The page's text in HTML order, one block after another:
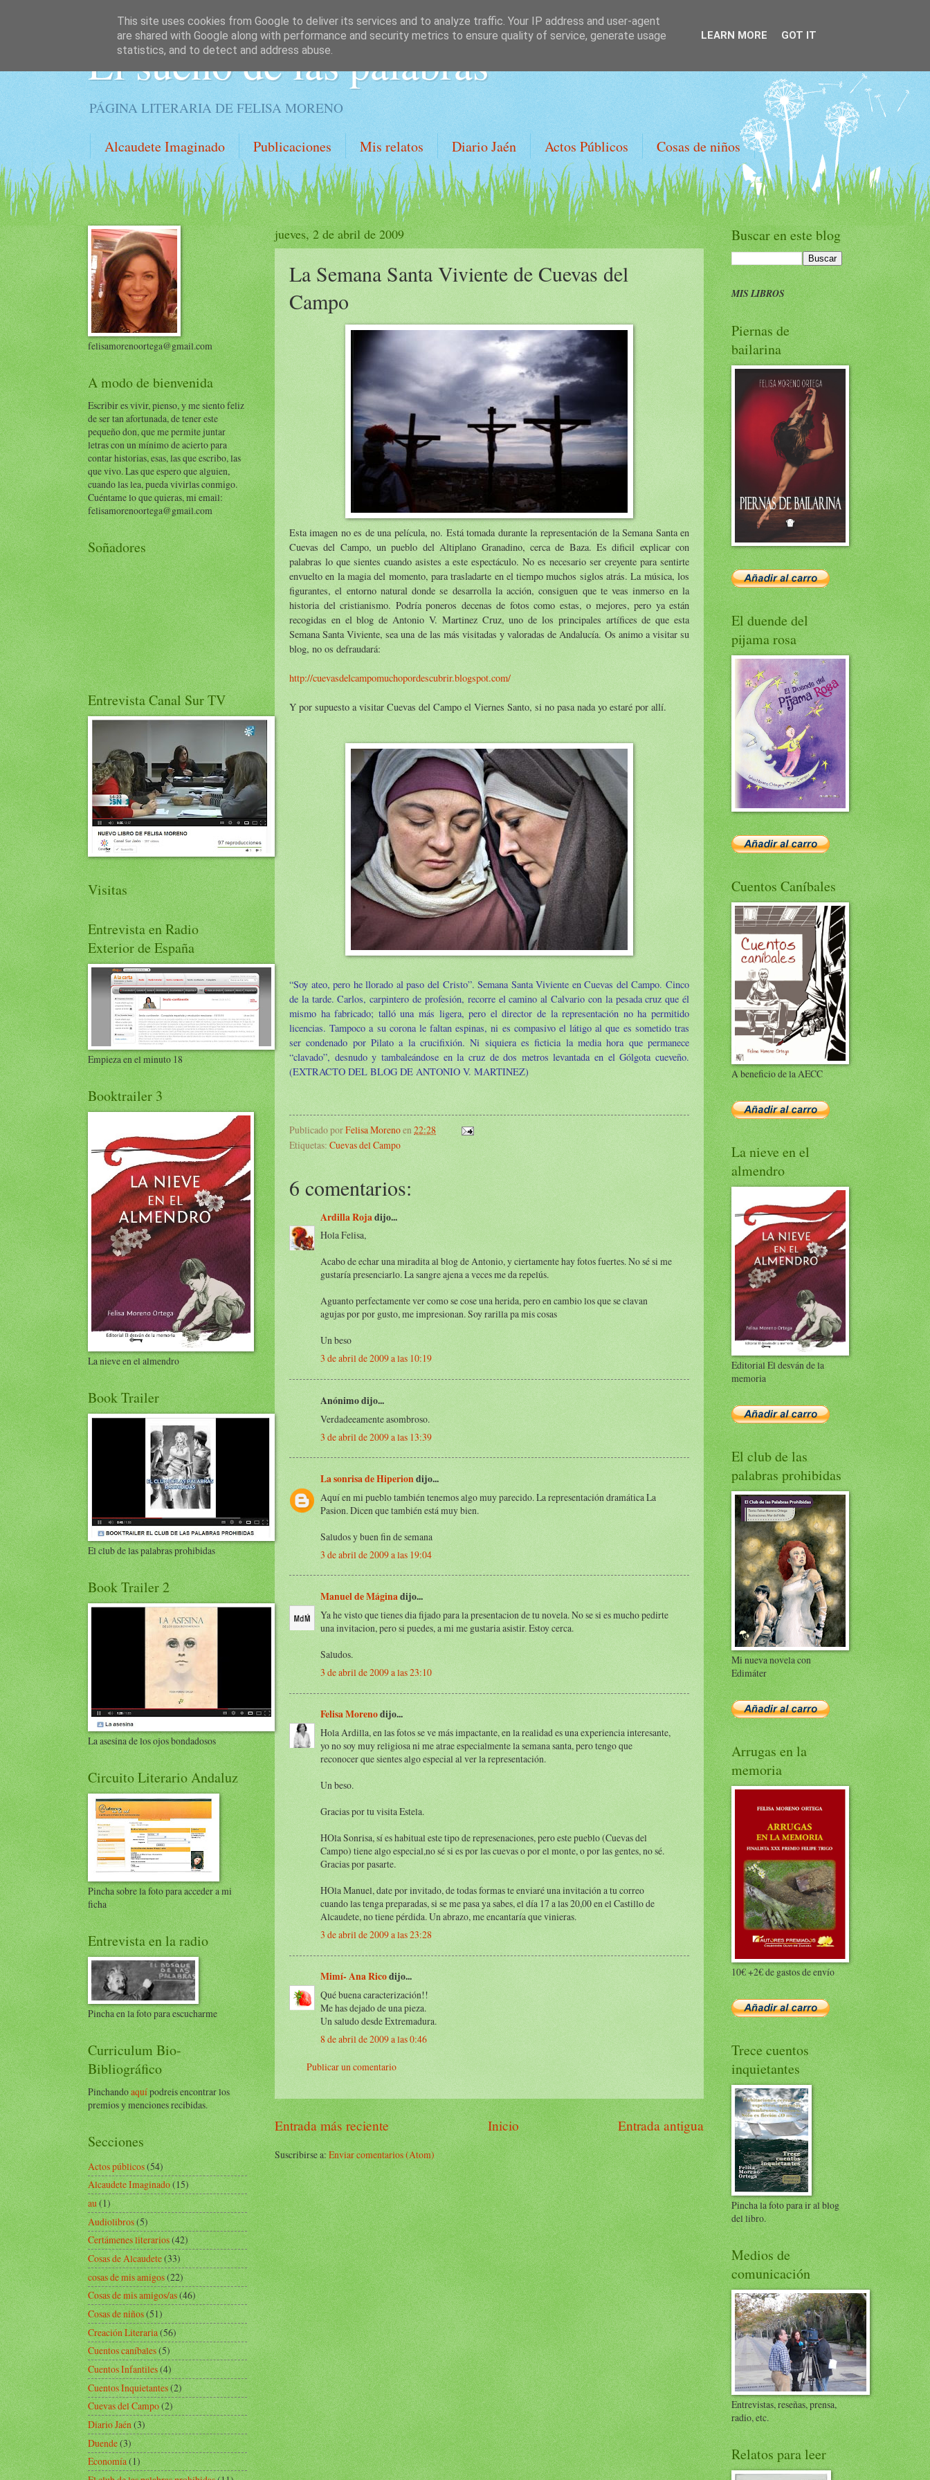
El sueño de las palabras
PÁGINA LITERARIA DE FELISA MORENO
Alcaudete Imaginado Publicaciones Mis relatos Diario Jaén Actos Públicos Cosas de niños
jueves, 2 de abril de 2009
La Semana Santa Viviente de Cuevas del
Campo
Esta imagen no es de una película, no. Está tomada durante la representación de la Semana Santa en
Cuevas del Campo, un pueblo del Altiplano Granadino, cerca de Baza. Es dificil explicar con
palabras lo que sientes cuando asistes a este espectáculo. No es necesario ser creyente para sentirte
envuelto en la magia del momento, para trasladarte en el tiempo muchos siglos atrás. La música, los
figurantes, el entorno natural donde se desarrolla la acción, consiguen que te veas inmerso en la
historia del cristianismo. Podría poneros decenas de fotos como estas, o mejores, pero ya están
recogidas en el blog de Antonio V. Martinez Cruz, uno de los principales artífices de que esta
Semana Santa Viviente, sea una de las más visitadas y valoradas de Andalucía. Os animo a visitar su
blog, no os defraudará:
http://cuevasdelcampomuchopordescubrir.blogspot.com/
Y por supuesto a visitar Cuevas del Campo el Viernes Santo, si no pasa nada yo estaré por allí.
“Soy ateo, pero he llorado al paso del Cristo”. Semana Santa Viviente en Cuevas del Campo. Cinco
de la tarde. Carlos, carpintero de profesión, recorre el camino al Calvario con la pesada cruz que él
mismo ha fabricado; talló una más ligera, pero el director de la representación no ha permitido
licencias. Tampoco a su corona le faltan espinas, ni es compasivo el látigo al que es sometido tras
ser condenado por Pilato a la crucifixión. Ni siquiera es ficticia la media hora que permanece
“clavado”, desnudo y tambaleándose en la cruz de dos metros levantada en el Gólgota cueveño.
(EXTRACTO DEL BLOG DE ANTONIO V. MARTINEZ)
Publicado porFelisa Morenoen 22:28
Etiquetas: Cuevas del Campo
6 comentarios:
Ardilla Rojadijo...
Hola Felisa,
Acabo de echar una miradita al blog de Antonio, y ciertamente hay fotos fuertes. No sé si me
gustaría presenciarlo. La sangre ajena a veces me da repelús.
Aguanto perfectamente ver como se cose una herida, pero en cambio los que se clavan
agujas por por gusto, me impresionan. Soy rarilla pa mis cosas
Un beso
3 de abril de 2009 a las 10:19
Anónimo dijo...
Verdadeeamente asombroso.
3 de abril de 2009 a las 13:39
La sonrisa de Hiperiondijo...
Aquí en mi pueblo también tenemos algo muy parecido. La representación dramática La
Pasion. Dicen que también está muy bien.
Saludos y buen fin de semana
3 de abril de 2009 a las 19:04
Manuel de Máginadijo...
Ya he visto que tienes dia fijado para la presentacion de tu novela. No se si es mucho pedirte
una invitacion, pero si puedes, a mi me gustaria asistir. Estoy cerca.
Saludos.
3 de abril de 2009 a las 23:10
Felisa Morenodijo...
Hola Ardilla, en las fotos se ve más impactante, en la realidad es una experiencia interesante,
yo no soy muy religiosa ni me atrae especialmente la semana santa, pero tengo que
reconocer que sientes algo especial al ver la representación.
Un beso.
Gracias por tu visita Estela.
HOla Sonrisa, sí es habitual este tipo de represenaciones, pero este pueblo (Cuevas del
Campo) tiene algo especial,no sé si es por las cuevas o por el monte, o por las gentes, no sé.
Gracias por pasarte.
HOla Manuel, date por invitado, de todas formas te enviaré una invitación a tu correo
cuando las tenga preparadas, si se me pasa ya sabes, el día 17 a las 20,00 en el Castillo de
Alcaudete, no tiene pérdida. Un abrazo, me encantaría que vinieras.
3 de abril de 2009 a las 23:28
Mimí- Ana Ricodijo...
Qué buena caracterización!!
Me has dejado de una pieza.
Un saludo desde Extremadura.
8 de abril de 2009 a las 0:46
Publicar un comentario
Entrada más reciente Entrada antigua
Inicio
Suscribirse a:Enviar comentarios (Atom)
felisamorenoortega@gmail.com
A modo de bienvenida
Escribir es vivir, pienso, y me siento feliz
de ser tan afortunada, de tener este
pequeño don, que me permite juntar
letras con un mínimo de acierto para
contar historias, esas, las que escribo, las
que vivo. Las que espero que alguien,
cuando las lea, pueda vivirlas conmigo.
Cuéntame lo que quieras, mi email:
felisamorenoortega@gmail.com
Soñadores
Entrevista Canal Sur TV
Visitas
Entrevista en Radio
Exterior de España
Empieza en el minuto 18
Booktrailer 3
La nieve en el almendro
Book Trailer
El club de las palabras prohibidas
Book Trailer 2
La asesina de los ojos bondadosos
Circuito Literario Andaluz
Pincha sobre la foto para acceder a mi
ficha
Entrevista en la radio
Pincha en la foto para escucharme
Curriculum Bio-
Bibliográfico
Pinchandoaquípodreis encontrar los
premios y menciones recibidas.
Secciones
Actos públicos(54)
Alcaudete Imaginado(15)
au(1)
Audiolibros(5)
Certámenes literarios(42)
Cosas de Alcaudete(33)
cosas de mis amigos(22)
Cosas de mis amigos/as(46)
Cosas de niños(51)
Creación Literaria(56)
Cuentos caníbales(5)
Cuentos Infantiles(4)
Cuentos Inquietantes(2)
Cuevas del Campo(2)
Diario Jaén(3)
Duende(3)
Economía(1)
Buscar en este blog
MIS LIBROS
Piernas de
bailarina
El duende del
pijama rosa
Cuentos Caníbales
A beneficio de la AECC
La nieve en el
almendro
Editorial El desván de la
memoria
El club de las
palabras prohibidas
Mi nueva novela con
Edimáter
Arrugas en la
memoria
10€ +2€ de gastos de envío
Trece cuentos
inquietantes
Pincha la foto para ir al blog
del libro.
Medios de
comunicación
Entrevistas, reseñas, prensa,
radio, etc.
Relatos para leer
This site uses cookies from Google to deliver its services and to analyze traffic. Your IP address and user-agent
are shared with Google along with performance and security metrics to ensure quality of service, generate usage
statistics, and to detect and address abuse.
LEARN MORE GOT IT